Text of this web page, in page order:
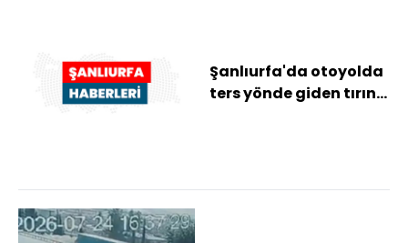
Şanlıurfa'da otoyolda
ters yönde giden tırın